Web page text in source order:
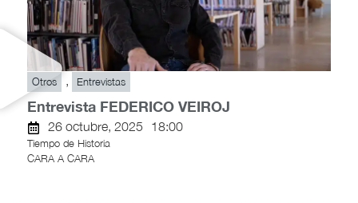
Otros , Entrevistas
Entrevista FEDERICO VEIROJ
26 octubre, 2025 18:00
Tiempo de Historia
CARA A CARA